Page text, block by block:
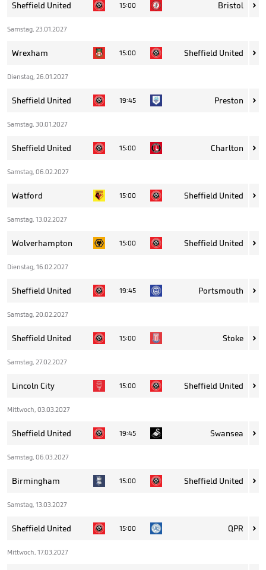
Sheffield United 15:00 Bristol 
Samstag, 23.01.2027
Wrexham 15:00 Sheffield United 
Dienstag, 26.01.2027
Sheffield United 19:45 Preston 
Samstag, 30.01.2027
Sheffield United 15:00 Charlton 
Samstag, 06.02.2027
Watford 15:00 Sheffield United 
Samstag, 13.02.2027
Wolverhampton 15:00 Sheffield United 
Dienstag, 16.02.2027
Sheffield United 19:45 Portsmouth 
Samstag, 20.02.2027
Sheffield United 15:00 Stoke 
Samstag, 27.02.2027
Lincoln City 15:00 Sheffield United 
Mittwoch, 03.03.2027
Sheffield United 19:45 Swansea 
Samstag, 06.03.2027
Birmingham 15:00 Sheffield United 
Samstag, 13.03.2027
Sheffield United 15:00 QPR 
Mittwoch, 17.03.2027